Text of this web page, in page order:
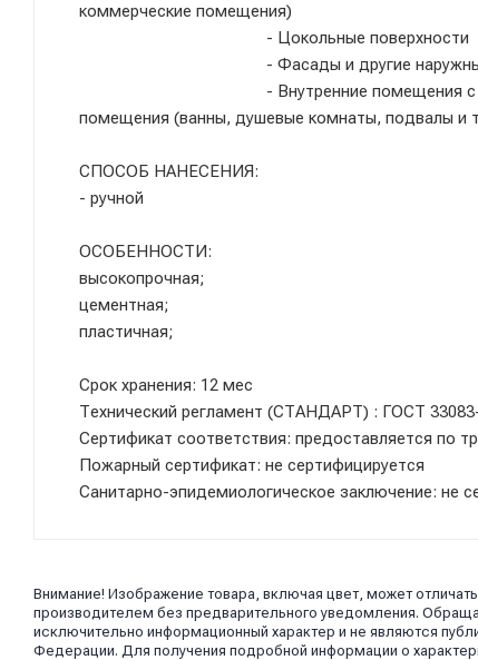
коммерческие помещения)
- Цокольные поверхности
- Фасады и другие наружные
- Внутренние помещения с
помещения (ванны, душевые комнаты, подвалы и
СПОСОБ НАНЕСЕНИЯ:
- ручной
ОСОБЕННОСТИ:
высокопрочная;
цементная;
пластичная;
Срок хранения: 12 мес
Технический регламент (СТАНДАРТ) : ГОСТ
Сертификат соответствия: предоставляется по
Пожарный сертификат: не сертифицируется
Санитарно-эпидемиологическое заключение: не
Внимание! Изображение товара, включая цвет, может
производителем без предварительного уведомления.
исключительно информационный характер и не являются
Федерации. Для получения подробной информации о